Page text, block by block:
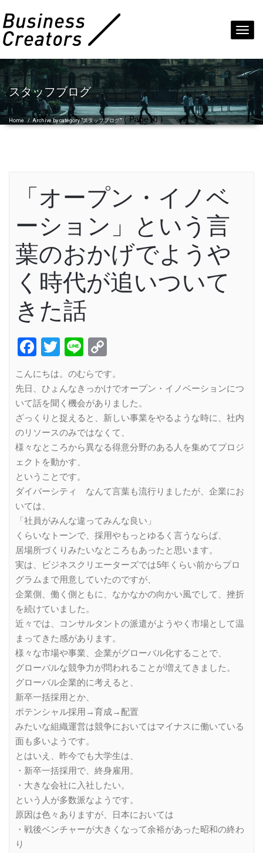
スタッフブログ
Home /Archive by category "スタッフブログ"( Page10 )
「オープン・イノベ
ーション」という言
葉のおかげでようや
く時代が追いついて
きた話
Facebook
Twitter
Line
Link
こんにちは。のむらです。
先日、ひょんなきっかけでオープン・イノベーションにつ
いて話を聞く機会がありました。
ざっくりと捉えると、新しい事業をやるような時に、社内
のリソースのみではなくて、
様々なところから異なる得意分野のある人を集めてプロジ
ェクトを動かす、
ということです。
ダイバーシティ なんて言葉も流行りましたが、企業にお
いては、
「社員がみんな違ってみんな良い」
くらいなトーンで、採用やもっとゆるく言うならば、
居場所づくりみたいなところもあったと思います。
実は、ビジネスクリエーターズでは5年くらい前からプロ
グラムまで用意していたのですが、
企業側、働く側ともに、なかなかの向かい風でして、挫折
を続けていました。
近々では、コンサルタントの派遣がようやく市場として温
まってきた感があります。
様々な市場や事業、企業がグローバル化することで、
グローバルな競争力が問われることが増えてきました。
グローバル企業的に考えると、
新卒一括採用とか、
ポテンシャル採用→育成→配置
みたいな組織運営は競争においてはマイナスに働いている
面も多いようです。
とはいえ、昨今でも大学生は、
・新卒一括採用で、終身雇用。
・大きな会社に入社したい。
という人が多数派なようです。
原因は色々ありますが、日本においては
・戦後ベンチャーが大きくなって余裕があった昭和の終わ
り